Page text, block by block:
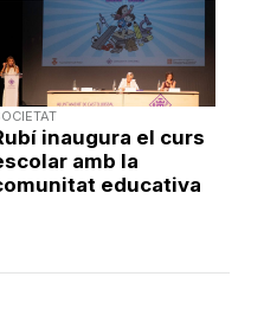
inaugura el curs
amb la
educativa